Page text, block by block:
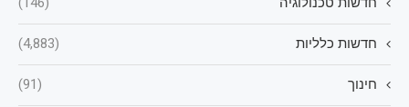
חדשות כלליות (4,883)
חינוך (91)